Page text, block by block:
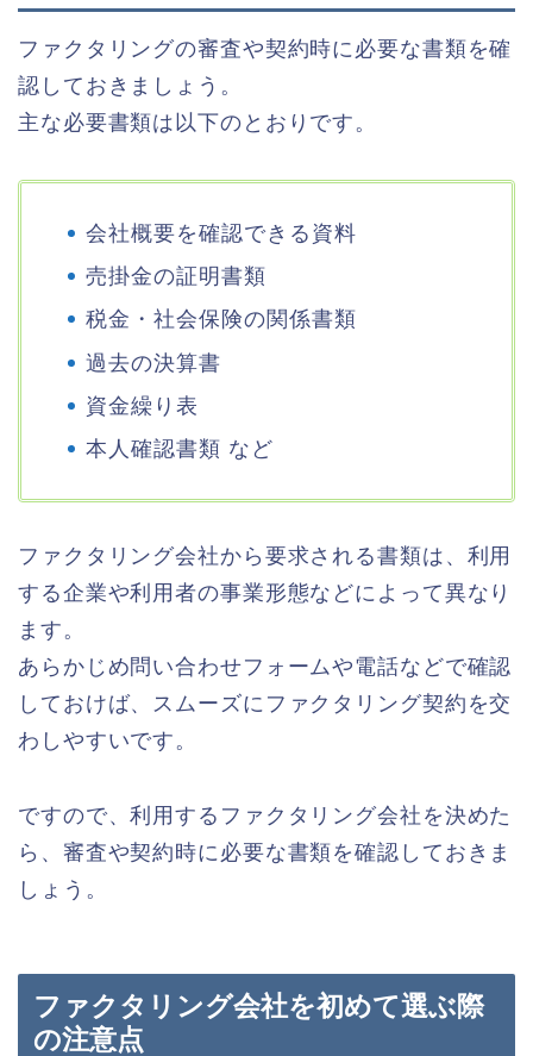
ファクタリングの審査や契約時に必要な書類を確
認しておきましょう。
主な必要書類は以下のとおりです。
会社概要を確認できる資料
売掛金の証明書類
税金・社会保険の関係書類
過去の決算書
資金繰り表
本人確認書類 など
ファクタリング会社から要求される書類は、利用
する企業や利用者の事業形態などによって異なり
ます。
あらかじめ問い合わせフォームや電話などで確認
しておけば、スムーズにファクタリング契約を交
わしやすいです。
ですので、利用するファクタリング会社を決めた
ら、審査や契約時に必要な書類を確認しておきま
しょう。
ファクタリング会社を初めて選ぶ際
の注意点